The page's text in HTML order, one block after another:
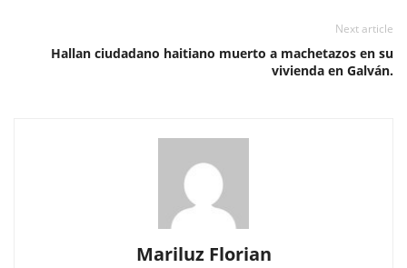
Next article
Hallan ciudadano haitiano muerto a machetazos en su
vivienda en Galván.
Mariluz Florian